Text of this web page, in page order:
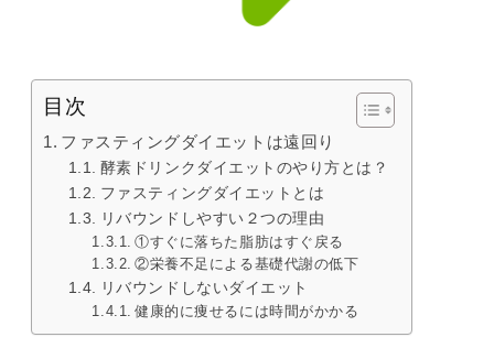
目次
ファスティングダイエットは遠回り
酵素ドリンクダイエットのやり方とは？
ファスティングダイエットとは
リバウンドしやすい２つの理由
①すぐに落ちた脂肪はすぐ戻る
②栄養不足による基礎代謝の低下
リバウンドしないダイエット
健康的に痩せるには時間がかかる